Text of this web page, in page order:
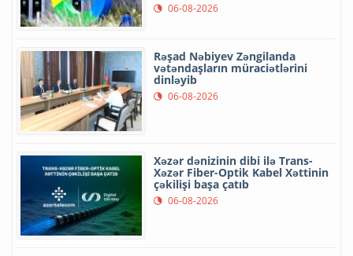
06-08-2026
Rəşad Nəbiyev Zəngilanda
vətəndaşların müraciətlərini
dinləyib
06-08-2026
Xəzər dənizinin dibi ilə Trans-
Xəzər Fiber-Optik Kabel Xəttinin
çəkilişi başa çatıb
06-08-2026